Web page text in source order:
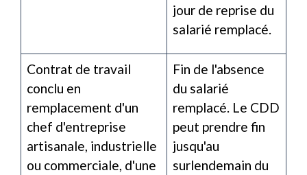
jour de reprise du
salarié remplacé.
Contrat de travail
conclu en
remplacement d'un
chef d'entreprise
artisanale, industrielle
ou commerciale, d'une
Fin de l'absence
du salarié
remplacé. Le CDD
peut prendre fin
jusqu'au
surlendemain du